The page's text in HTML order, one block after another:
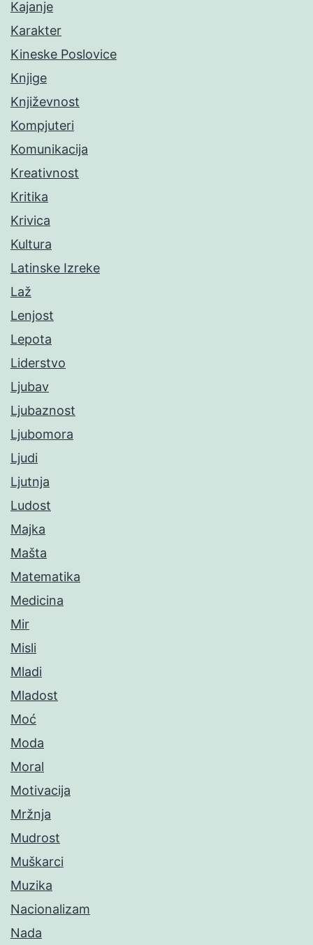
Kajanje
Karakter
Kineske Poslovice
Knjige
Književnost
Kompjuteri
Komunikacija
Kreativnost
Kritika
Krivica
Kultura
Latinske Izreke
Laž
Lenjost
Lepota
Liderstvo
Ljubav
Ljubaznost
Ljubomora
Ljudi
Ljutnja
Ludost
Majka
Mašta
Matematika
Medicina
Mir
Misli
Mladi
Mladost
Moć
Moda
Moral
Motivacija
Mržnja
Mudrost
Muškarci
Muzika
Nacionalizam
Nada